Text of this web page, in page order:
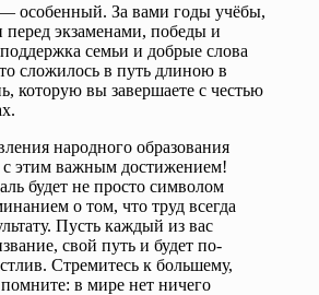
особенный. За вами годы учёбы,
перед экзаменами, победы и
семьи и добрые слова
сложилось в путь длиною в
которую вы завершаете с честью
народного образования
с этим важным достижением!
будет не просто символом
о том, что труд всегда
Пусть каждый из вас
свой путь и будет по-
Стремитесь к большему,
помните: в мире нет ничего